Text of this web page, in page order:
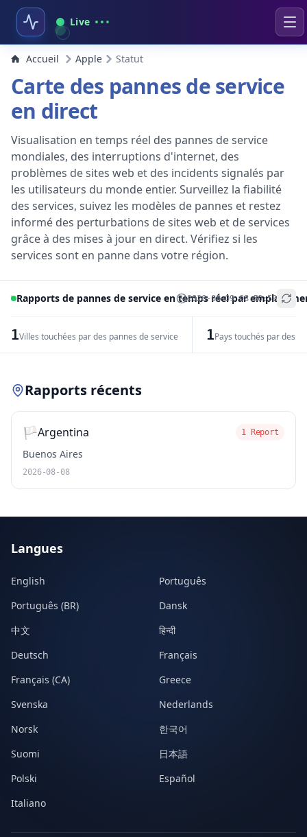
Live
Accueil Apple Statut
Carte des pannes de service
en direct
Visualisation en temps réel des pannes de service
mondiales, des interruptions d'internet, des
problèmes de sites web et des incidents signalés par
les utilisateurs du monde entier. Surveillez la fiabilité
des services, suivez les modèles de pannes et restez
informé des perturbations de sites web et de services
grâce à des mises à jour en direct. Vérifiez si les
services sont en panne dans votre région.
Rapports de pannes de service en temps réel par
2026-08-09 08:50:53
1Villes touchées par des pannes de service 1Pays touchés par des
+
Rapports récents
🏳️Argentina 1 Report
Buenos Aires
2026-08-08
Langues
English
Português
Português (BR)
Dansk
中文
हिन्दी
Deutsch
Français
Français (CA)
Greece
Svenska
Nederlands
Norsk
한국어
Suomi
日本語
Polski
Español
Italiano